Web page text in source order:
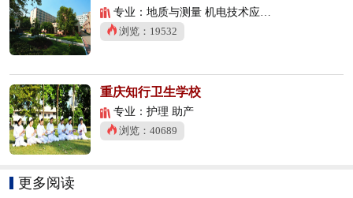
专业：地质与测量 机电技术应用 数控技术应用
浏览：19532
重庆知行卫生学校
专业：护理 助产
浏览：40689
更多阅读